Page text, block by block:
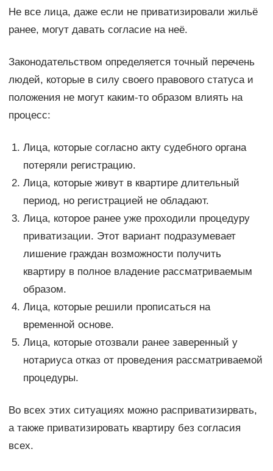
Не все лица, даже если не приватизировали жильё
ранее, могут давать согласие на неё.
Законодательством определяется точный перечень
людей, которые в силу своего правового статуса и
положения не могут каким-то образом влиять на
процесс:
Лица, которые согласно акту судебного органа
потеряли регистрацию.
Лица, которые живут в квартире длительный
период, но регистрацией не обладают.
Лица, которое ранее уже проходили процедуру
приватизации. Этот вариант подразумевает
лишение граждан возможности получить
квартиру в полное владение рассматриваемым
образом.
Лица, которые решили прописаться на
временной основе.
Лица, которые отозвали ранее заверенный у
нотариуса отказ от проведения рассматриваемой
процедуры.
Во всех этих ситуациях можно расприватизирвать,
а также приватизировать квартиру без согласия
всех.